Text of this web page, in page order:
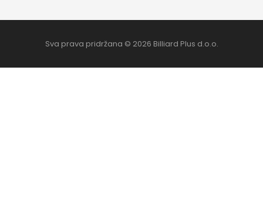
Sva prava pridržana © 2026 Billiard Plus d.o.o.